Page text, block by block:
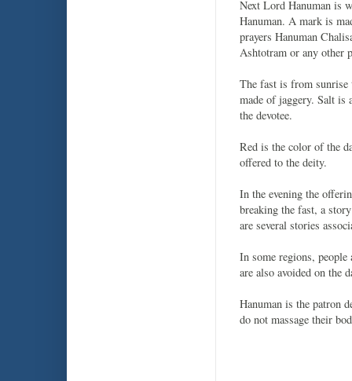
Next Lord Hanuman is
Hanuman. A mark is
prayers Hanuman
Ashtotram or any other
The fast is from sunrise
made of jaggery. Salt is
the devotee.
Red is the color of the
offered to the deity.
In the evening the
breaking the fast, a
are several stories
In some regions,
are also avoided on the
Hanuman is the patron
do not massage their